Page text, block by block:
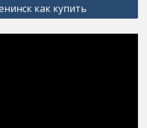
как купить